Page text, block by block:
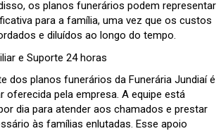
os planos funerários podem representar
para a família, uma vez que os custos
e diluídos ao longo do tempo.
e Suporte 24 horas
dos planos funerários da Funerária Jundiaí é
oferecida pela empresa. A equipe está
dia para atender aos chamados e prestar
às famílias enlutadas. Esse apoio